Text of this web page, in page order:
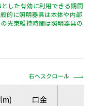
した有効に利用できる期間
的に照明器具は本体や内部
光束維持時間は照明器具の
右へスクロール
口金